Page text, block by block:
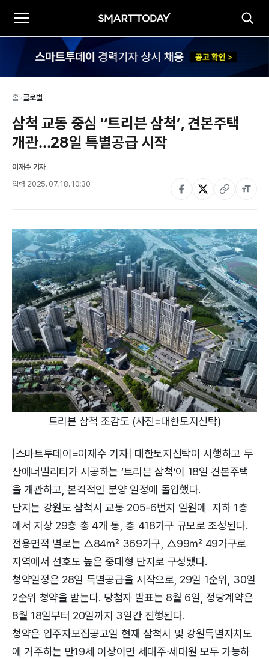
홈>글로벌
삼척 교동 중심 '‘트리븐 삼척’, 견본주택
개관…28일 특별공급 시작
이재수 기자
입력 2025. 07. 18. 10:30
트리븐 삼척 조감도 (사진=대한토지신탁)
|스마트투데이=이재수 기자| 대한토지신탁이 시행하고 두
산에너빌리티가 시공하는 ‘트리븐 삼척’이 18일 견본주택
을 개관하고, 본격적인 분양 일정에 돌입했다.
단지는 강원도 삼척시 교동 205-6번지 일원에 지하 1층
에서 지상 29층 총 4개 동, 총 418가구 규모로 조성된다.
전용면적 별로는 △84㎡ 369가구, △99㎡ 49가구로
지역에서 선호도 높은 중대형 단지로 구성됐다.
청약일정은 28일 특별공급을 시작으로, 29일 1순위, 30일
2순위 청약을 받는다. 당첨자 발표는 8월 6일, 정당계약은
8월 18일부터 20일까지 3일간 진행된다.
청약은 입주자모집공고일 현재 삼척시 및 강원특별자치도
에 거주하는 만19세 이상이면 세대주∙세대원 모두 가능하